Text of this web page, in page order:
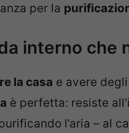
per la
interno che
la casa e avere
è perfetta: resiste
l’aria – al